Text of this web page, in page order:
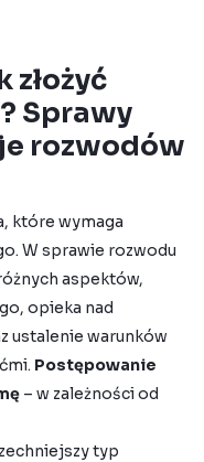
złożyć
Sprawy
rozwodów
które wymaga
W sprawie rozwodu
aspektów,
opieka nad
ustalenie warunków
Postępowanie
– w zależności od
typ